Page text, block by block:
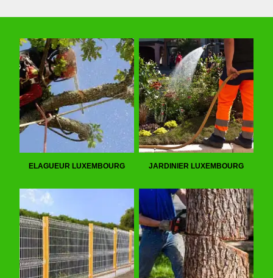
ELAGUEUR LUXEMBOURG JARDINIER LUXEMBOURG